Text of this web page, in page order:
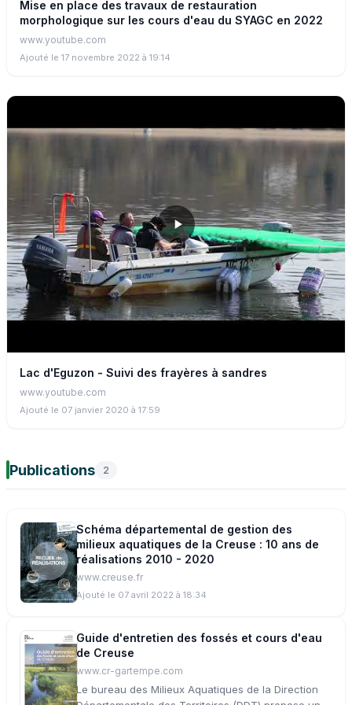
Mise en place des travaux de restauration
morphologique sur les cours d'eau du SYAGC en 2022
www.youtube.com
Ajouté le 17 novembre 2022 à 19:14
Lac d'Eguzon - Suivi des frayères à sandres
www.youtube.com
Ajouté le 07 janvier 2020 à 17:59
Publications 2
Schéma départemental de gestion des
milieux aquatiques de la Creuse : 10 ans de
réalisations 2010 - 2020
www.creuse.fr
Ajouté le 07 avril 2022 à 18:34
Guide d'entretien des fossés et cours d'eau
de Creuse
www.cr-gartempe.com
Le bureau des Milieux Aquatiques de la Direction